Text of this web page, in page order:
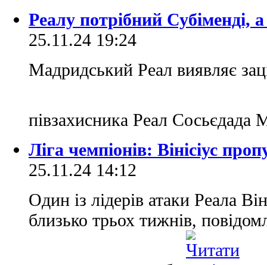
Реалу потрібний Субіменді,
25.11.24 19:24
Мадридський Реал виявляє
півзахисника Реал Сосьєдада
Ліга чемпіонів: Вінісіус
25.11.24 14:12
Один із лідерів атаки Реала
близько трьох тижнів,